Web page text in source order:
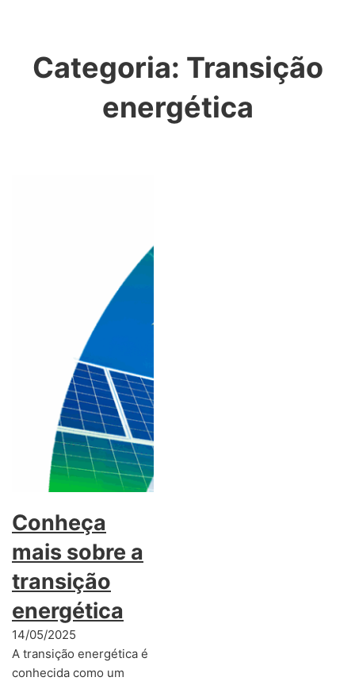
Categoria: Transição
energética
Conheça
mais sobre a
transição
energética
14/05/2025
A transição energética é
conhecida como um